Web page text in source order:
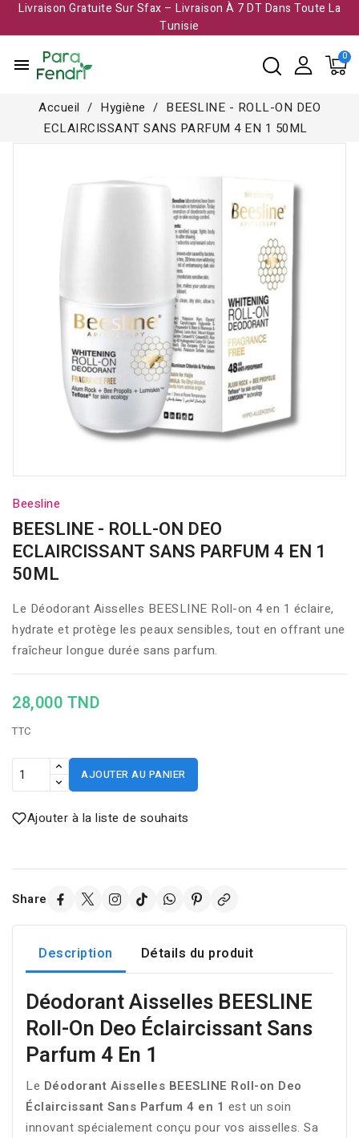
Livraison Gratuite Sur Sfax – Livraison À 7 DT Dans Toute La
Tunisie​
menu
Accueil Hygiène
BEESLINE - ROLL-ON DEO
ECLAIRCISSANT SANS PARFUM 4 EN 1 50ML
Beesline
BEESLINE - ROLL-ON DEO
ECLAIRCISSANT SANS PARFUM 4 EN 1
50ML
Le Déodorant Aisselles BEESLINE Roll-on 4 en 1 éclaire,
hydrate et protège les peaux sensibles, tout en offrant une
fraîcheur longue durée sans parfum.
28,000 TND
TTC
AJOUTER AU PANIER
Ajouter à la liste de souhaits
Share
Description Détails du produit
Déodorant Aisselles BEESLINE
Roll-On Deo Éclaircissant Sans
Parfum 4 En 1
Le Déodorant Aisselles BEESLINE Roll-on Deo
Éclaircissant Sans Parfum 4 en 1 est un soin
innovant spécialement conçu pour vos aisselles. Sa